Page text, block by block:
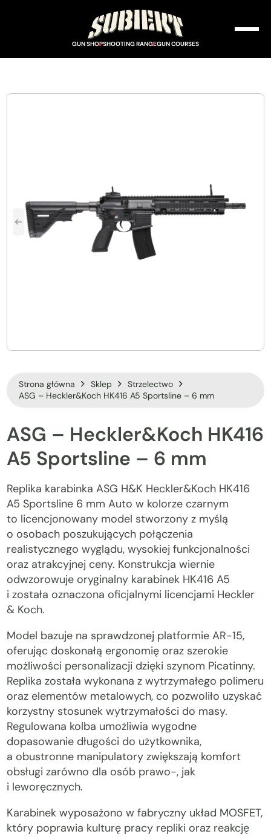
GUN SHOPSHOOTING RANGEGUN COURSES
Strona główna Sklep
Strzelectwo
ASG – Heckler&Koch HK416 A5 Sportsline – 6 mm
ASG – Heckler&Koch HK416
A5 Sportsline – 6 mm
Replika karabinka ASG H&K Heckler&Koch HK416
A5 Sportsline 6 mm Auto w kolorze czarnym
to licencjonowany model stworzony z myślą
o osobach poszukujących połączenia
realistycznego wyglądu, wysokiej funkcjonalności
oraz atrakcyjnej ceny. Konstrukcja wiernie
odwzorowuje oryginalny karabinek HK416 A5
i została oznaczona oficjalnymi licencjami Heckler
& Koch.
Model bazuje na sprawdzonej platformie AR-15,
oferując doskonałą ergonomię oraz szerokie
możliwości personalizacji dzięki szynom Picatinny.
Replika została wykonana z wytrzymałego polimeru
oraz elementów metalowych, co pozwoliło uzyskać
korzystny stosunek wytrzymałości do masy.
Regulowana kolba umożliwia wygodne
dopasowanie długości do użytkownika,
a obustronne manipulatory zwiększają komfort
obsługi zarówno dla osób prawo-, jak
i leworęcznych.
Karabinek wyposażono w fabryczny układ MOSFET,
który poprawia kulturę pracy repliki oraz reakcję